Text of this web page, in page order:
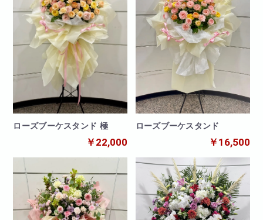
ローズブーケスタンド 極
￥22,000
ローズブーケスタンド
￥16,500